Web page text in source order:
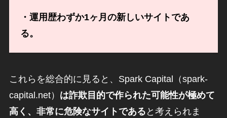
・運用歴わずか1ヶ月の新しいサイトであ
る。
これらを総合的に見ると、Spark Capital（spark-
capital.net） は詐欺目的で作られた可能性が極めて
高く、非常に危険なサイトである と考えられま